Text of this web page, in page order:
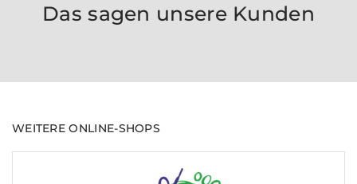
Das sagen unsere Kunden
WEITERE ONLINE-SHOPS